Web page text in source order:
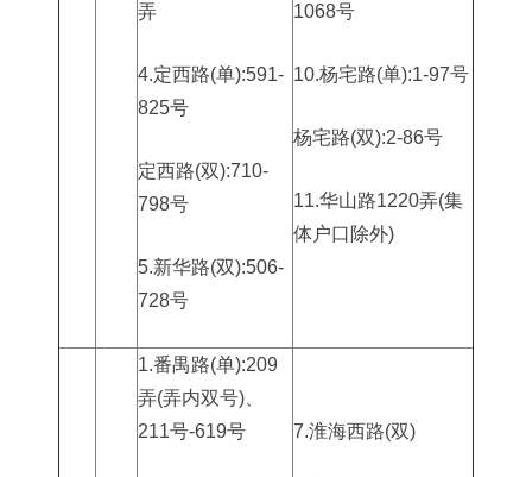
弄
4.定西路(单):591-
825号
定西路(双):710-
798号
5.新华路(双):506-
728号
1068号
10.杨宅路(单):1-97号
杨宅路(双):2-86号
11.华山路1220弄(集
体户口除外)
1.番禺路(单):209
弄(弄内双号)、
211号-619号
7.淮海西路(双)